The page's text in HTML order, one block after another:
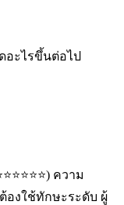
อะไรขึ้นต่อไป
ความ
องใช้ทักษะระดับ ผู้